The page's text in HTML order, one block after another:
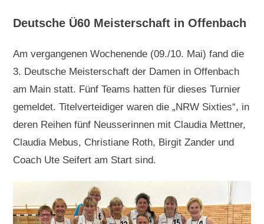
Deutsche Ü60 Meisterschaft in Offenbach
Am vergangenen Wochenende (09./10. Mai) fand die
3. Deutsche Meisterschaft der Damen in Offenbach
am Main statt. Fünf Teams hatten für dieses Turnier
gemeldet. Titelverteidiger waren die „NRW Sixties“, in
deren Reihen fünf Neusserinnen mit Claudia Mettner,
Claudia Mebus, Christiane Roth, Birgit Zander und
Coach Ute Seifert am Start sind.